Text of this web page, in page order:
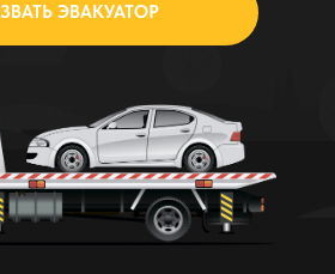
ЭВАКУАТОР